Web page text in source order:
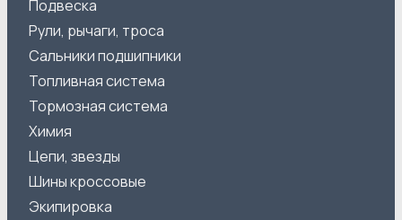
Подвеска
Рули, рычаги, троса
Сальники подшипники
Топливная система
Тормозная система
Химия
Цепи, звезды
Шины кроссовые
Экипировка